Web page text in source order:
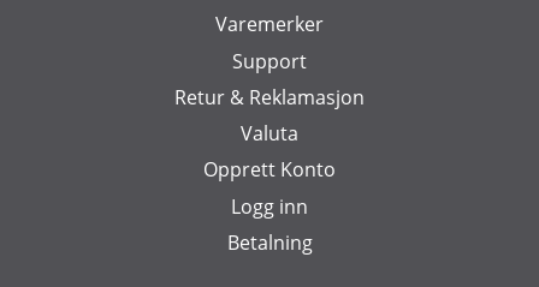
Varemerker
Support
Retur & Reklamasjon
Valuta
Opprett Konto
Logg inn
Betalning